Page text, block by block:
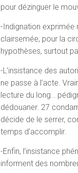
pour dézinguer le
-Indignation exprimée
clairsemée, pour la
hypothèses, surtout
-L’insistance des
ne passe à l’acte.
lecture du long…
dédouaner. 27
décide de le serrer,
temps d’accomplir.
-Enfin, l’insistance
informent des